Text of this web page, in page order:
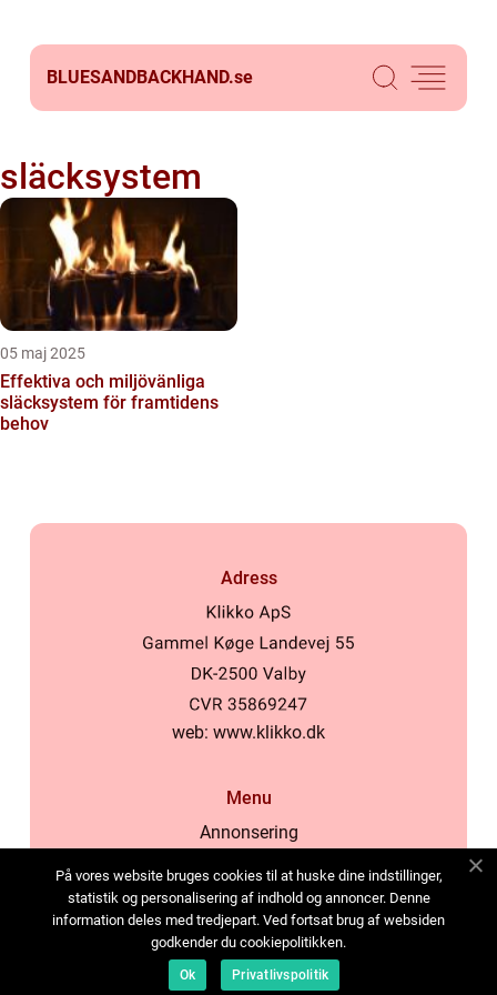
BLUESANDBACKHAND.se
släcksystem
05 maj 2025
Effektiva och miljövänliga
släcksystem för framtidens
behov
Adress
web: www.klikko.dk
Menu
Annonsering
Cookies
Kontakta oss
Sitemap
På vores website bruges cookies til at huske dine indstillinger,
statistik og personalisering af indhold og annoncer. Denne
information deles med tredjepart. Ved fortsat brug af websiden
godkender du cookiepolitikken.
Ok Privatlivspolitik